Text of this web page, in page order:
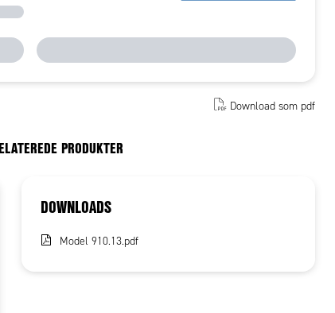
Download som pdf
PRODUKTER
DOWNLOADS
Model 910.13.pdf